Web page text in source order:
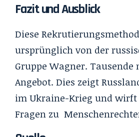
Fazit und Ausblick
Diese
ursprünglich von der
Gruppe Wagner. Tausende
Angebot. Dies zeigt
im Ukraine-Krieg und wirft
Fragen zu